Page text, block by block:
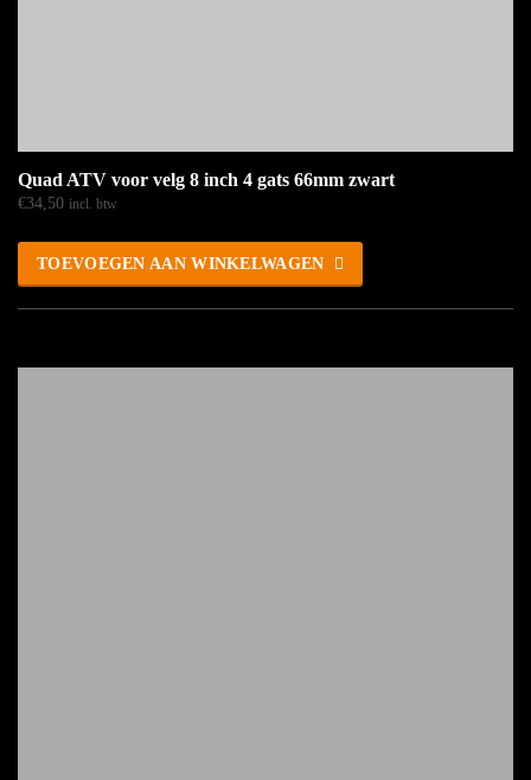
Quad ATV voor velg 8 inch 4 gats 66mm zwart
€34,50 incl. btw
TOEVOEGEN AAN WINKELWAGEN